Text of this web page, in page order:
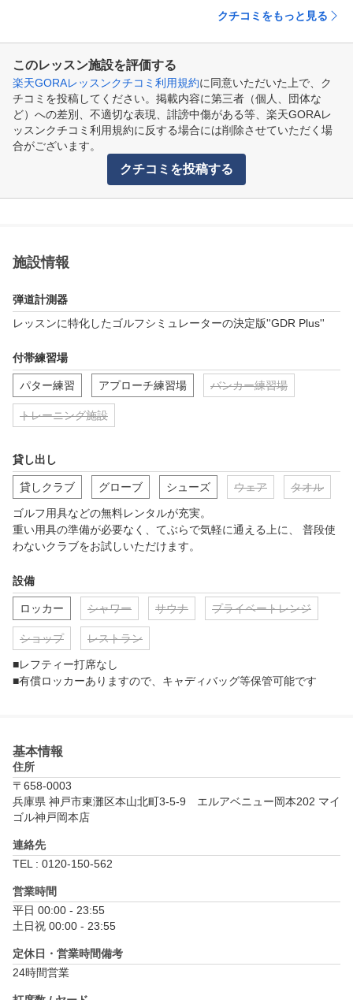
クチコミをもっと見る
このレッスン施設を評価する
楽天GORAレッスンクチコミ利用規約に同意いただいた上で、ク
チコミを投稿してください。掲載内容に第三者（個人、団体な
ど）への差別、不適切な表現、誹謗中傷がある等、楽天GORAレ
ッスンクチコミ利用規約に反する場合には削除させていただく場
合がございます。
クチコミを投稿する
施設情報
弾道計測器
レッスンに特化したゴルフシミュレーターの決定版''GDR Plus''
付帯練習場
パター練習 アプローチ練習場 バンカー練習場
トレーニング施設
貸し出し
貸しクラブ グローブ シューズ ウェア タオル
ゴルフ用具などの無料レンタルが充実。
重い用具の準備が必要なく、てぶらで気軽に通える上に、 普段使
わないクラブをお試しいただけます。
設備
ロッカー シャワー サウナ プライベートレンジ
ショップ レストラン
■レフティー打席なし
■有償ロッカーありますので、キャディバッグ等保管可能です
基本情報
住所
〒658-0003
兵庫県 神戸市東灘区本山北町3-5-9　エルアベニュー岡本202 マイ
ゴル神戸岡本店
連絡先
TEL : 0120-150-562
営業時間
平日 00:00 - 23:55
土日祝 00:00 - 23:55
定休日・営業時間備考
24時間営業